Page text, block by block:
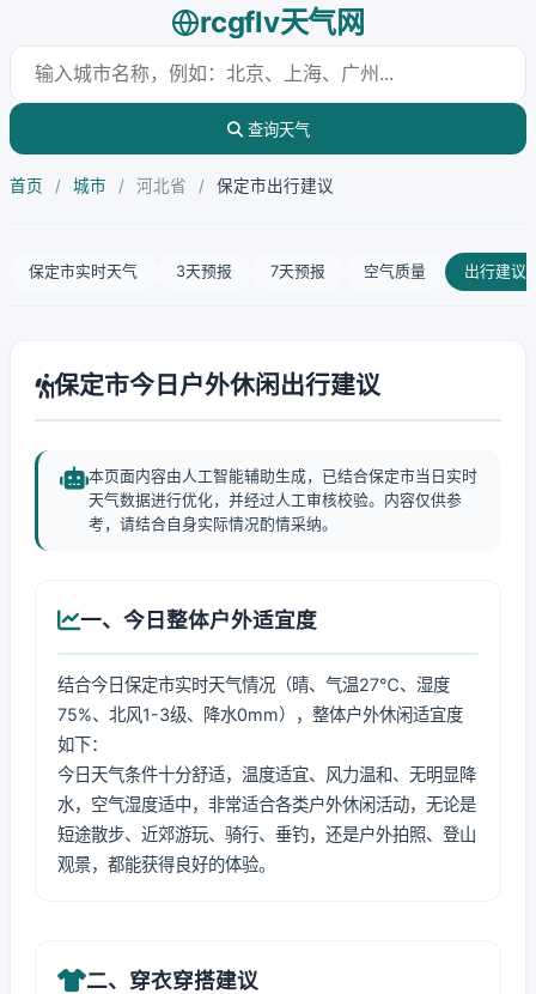
rcgflv天气网
查询天气
首页 / 城市 / 河北省 / 保定市出行建议
保定市实时天气 3天预报 7天预报 空气质量 出行建议
保定市今日户外休闲出行建议
本页面内容由人工智能辅助生成，已结合保定市当日实时
天气数据进行优化，并经过人工审核校验。内容仅供参
考，请结合自身实际情况酌情采纳。
一、今日整体户外适宜度
结合今日保定市实时天气情况（晴、气温27℃、湿度
75%、北风1-3级、降水0mm），整体户外休闲适宜度
如下：
今日天气条件十分舒适，温度适宜、风力温和、无明显降
水，空气湿度适中，非常适合各类户外休闲活动，无论是
短途散步、近郊游玩、骑行、垂钓，还是户外拍照、登山
观景，都能获得良好的体验。
二、穿衣穿搭建议